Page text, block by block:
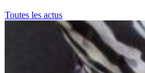
Toutes les actus